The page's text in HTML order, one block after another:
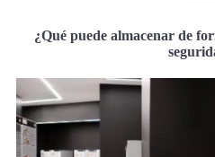
¿Qué puede almacenar de